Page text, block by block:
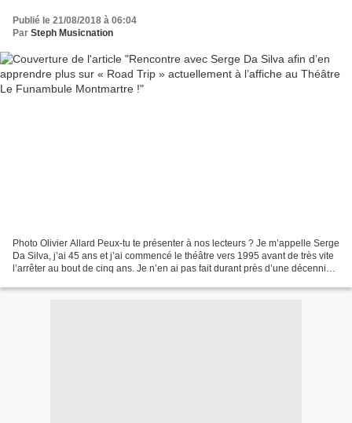
Publié le 21/08/2018 à 06:04
Par Steph Musicnation
Photo Olivier Allard Peux-tu te présenter à nos lecteurs ? Je m’appelle Serge
Da Silva, j’ai 45 ans et j’ai commencé le théâtre vers 1995 avant de très vite
l’arrêter au bout de cinq ans. Je n’en ai pas fait durant près d’une décennie